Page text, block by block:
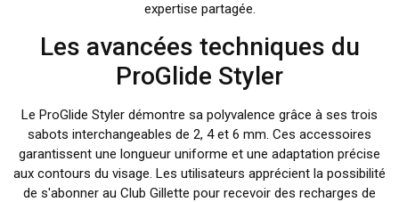
expertise partagée.
Les avancées techniques du
ProGlide Styler
Le ProGlide Styler démontre sa polyvalence grâce à ses trois
sabots interchangeables de 2, 4 et 6 mm. Ces accessoires
garantissent une longueur uniforme et une adaptation précise
aux contours du visage. Les utilisateurs apprécient la possibilité
de s'abonner au Club Gillette pour recevoir des recharges de